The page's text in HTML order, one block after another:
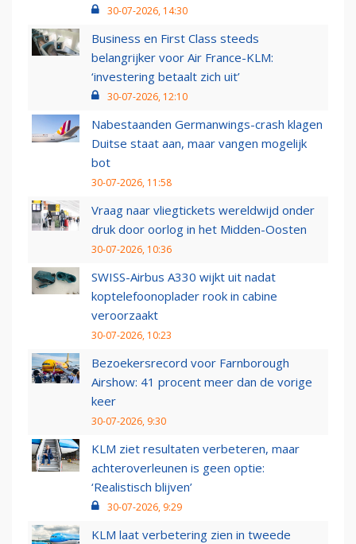
30-07-2026, 14:30
Business en First Class steeds
belangrijker voor Air France-KLM:
‘investering betaalt zich uit’
30-07-2026, 12:10
Nabestaanden Germanwings-crash klagen
Duitse staat aan, maar vangen mogelijk
bot
30-07-2026, 11:58
Vraag naar vliegtickets wereldwijd onder
druk door oorlog in het Midden-Oosten
30-07-2026, 10:36
SWISS-Airbus A330 wijkt uit nadat
koptelefoonoplader rook in cabine
veroorzaakt
30-07-2026, 10:23
Bezoekersrecord voor Farnborough
Airshow: 41 procent meer dan de vorige
keer
30-07-2026, 9:30
KLM ziet resultaten verbeteren, maar
achteroverleunen is geen optie:
‘Realistisch blijven’
30-07-2026, 9:29
KLM laat verbetering zien in tweede